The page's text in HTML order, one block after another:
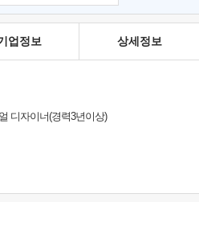
업정보 상세정보
디자이너(경력3년이상)